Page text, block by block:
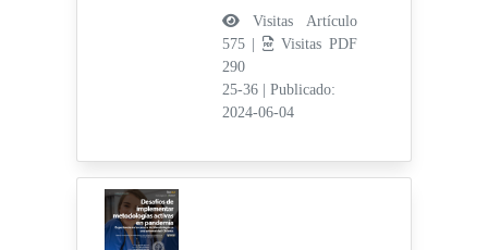
Visitas Artículo
575 |
Visitas PDF
290
25-36
Publicado:
2024-06-04